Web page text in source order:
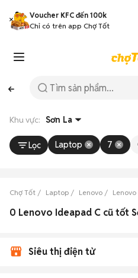
Voucher KFC đến 100k
Chỉ có trên app Chợ Tốt
Khu vực: Sơn La
Lọc Laptop 7
Chợ Tốt Laptop Lenovo
0 Lenovo Ideapad C cũ tốt
Siêu thị điện tử